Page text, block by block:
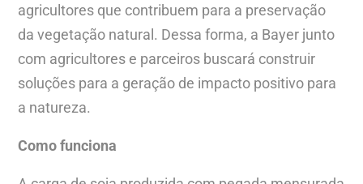
agricultores que contribuem para a preservação
da vegetação natural. Dessa forma, a Bayer junto
com agricultores e parceiros buscará construir
soluções para a geração de impacto positivo para
a natureza.
Como funciona